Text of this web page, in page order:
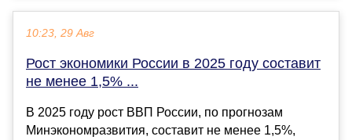
10:23, 29 Авг
Рост экономики России в 2025 году составит
не менее 1,5% ...
В 2025 году рост ВВП России, по прогнозам
Минэкономразвития, составит не менее 1,5%,